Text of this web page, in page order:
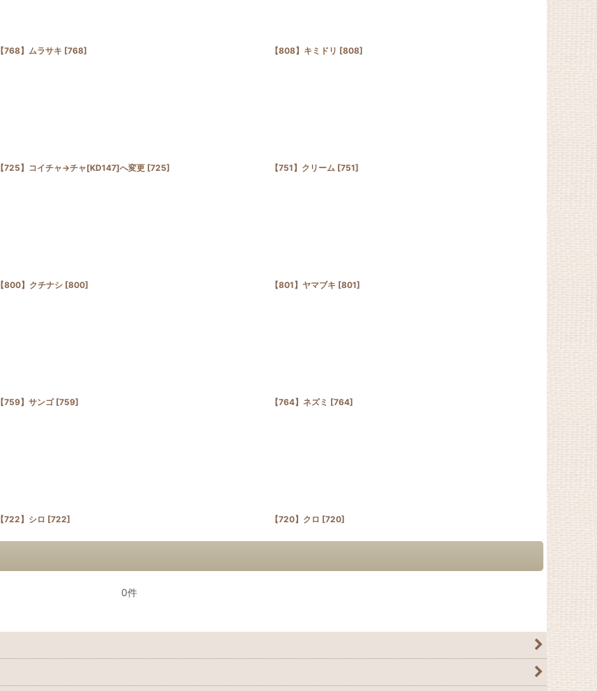
【768】ムラサキ [768] 【808】キミドリ [808]
【725】コイチャ→チャ[KD147]へ変更 [725] 【751】クリーム [751]
【800】クチナシ [800] 【801】ヤマブキ [801]
【759】サンゴ [759] 【764】ネズミ [764]
【722】シロ [722] 【720】クロ [720]
0件